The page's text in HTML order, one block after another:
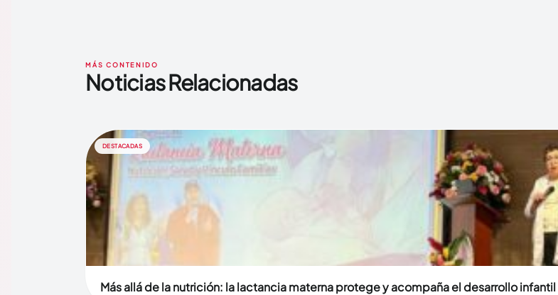
MÁS CONTENIDO
Noticias Relacionadas
DESTACADAS
Más allá de la nutrición: la lactancia materna protege y acompaña el desarrollo infantil